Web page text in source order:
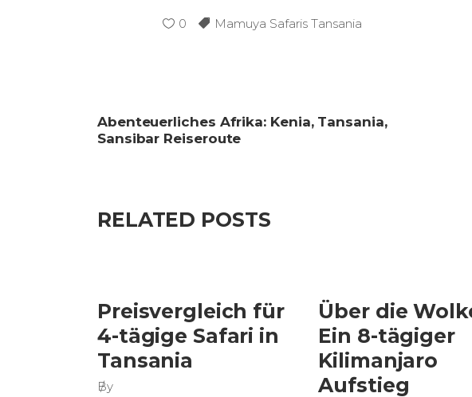
0 Mamuya Safaris Tansania
Abenteuerliches Afrika: Kenia, Tansania,
Sansibar Reiseroute
RELATED POSTS
Preisvergleich für
4-tägige Safari in
Tansania
By
Über die
Ein 8-tägiger
Kilimanjaro
Aufstieg